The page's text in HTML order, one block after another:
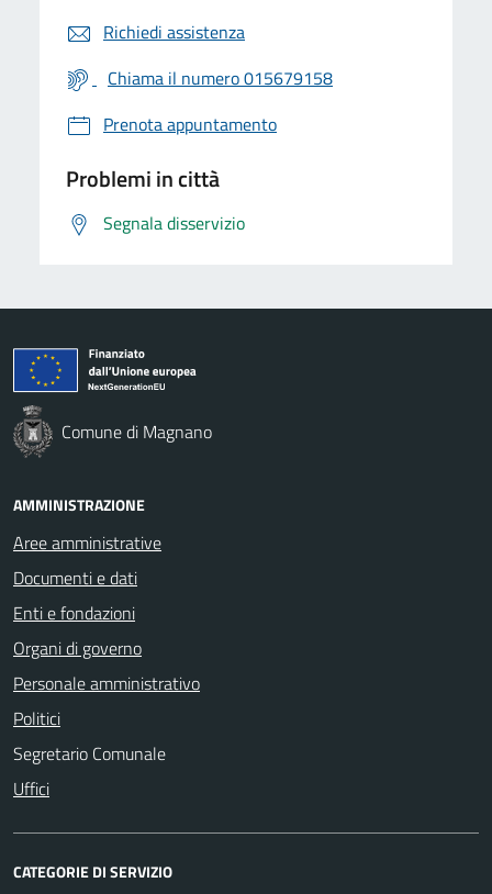
Richiedi assistenza
Chiama il numero 015679158
Prenota appuntamento
Problemi in città
Segnala disservizio
Comune di Magnano
AMMINISTRAZIONE
Aree amministrative
Documenti e dati
Enti e fondazioni
Organi di governo
Personale amministrativo
Politici
Segretario Comunale
Uffici
CATEGORIE DI SERVIZIO